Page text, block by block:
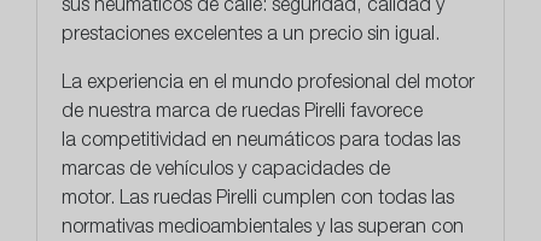
sus neumáticos de calle: seguridad, calidad y
prestaciones excelentes a un precio sin igual.
La experiencia en el mundo profesional del motor
de nuestra marca de ruedas Pirelli favorece
la competitividad en neumáticos para todas las
marcas de vehículos y capacidades de
motor. Las ruedas Pirelli cumplen con todas las
normativas medioambientales y las superan con